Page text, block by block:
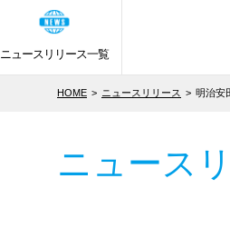
ニュースリリース一覧
HOME ニュースリリース 明治安
ニュース